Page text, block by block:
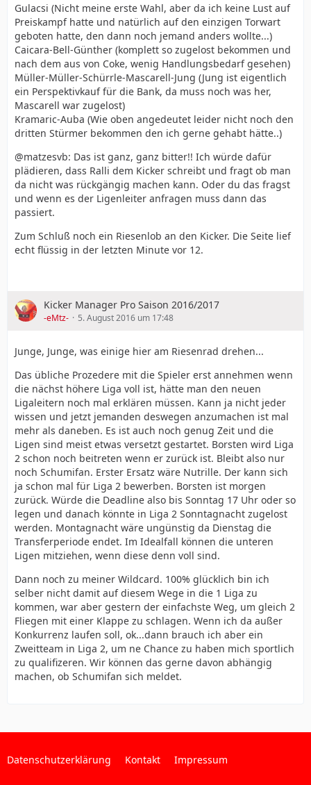
Gulacsi (Nicht meine erste Wahl, aber da ich keine Lust auf
Preiskampf hatte und natürlich auf den einzigen Torwart
geboten hatte, den dann noch jemand anders wollte...)
Caicara-Bell-Günther (komplett so zugelost bekommen und
nach dem aus von Coke, wenig Handlungsbedarf gesehen)
Müller-Müller-Schürrle-Mascarell-Jung (Jung ist eigentlich
ein Perspektivkauf für die Bank, da muss noch was her,
Mascarell war zugelost)
Kramaric-Auba (Wie oben angedeutet leider nicht noch den
dritten Stürmer bekommen den ich gerne gehabt hätte..)
@matzesvb: Das ist ganz, ganz bitter!! Ich würde dafür
plädieren, dass Ralli dem Kicker schreibt und fragt ob man
da nicht was rückgängig machen kann. Oder du das fragst
und wenn es der Ligenleiter anfragen muss dann das
passiert.
Zum Schluß noch ein Riesenlob an den Kicker. Die Seite lief
echt flüssig in der letzten Minute vor 12.
Kicker Manager Pro Saison 2016/2017
-eMtz- 5. August 2016 um 17:48
Junge, Junge, was einige hier am Riesenrad drehen...
Das übliche Prozedere mit die Spieler erst annehmen wenn
die nächst höhere Liga voll ist, hätte man den neuen
Ligaleitern noch mal erklären müssen. Kann ja nicht jeder
wissen und jetzt jemanden deswegen anzumachen ist mal
mehr als daneben. Es ist auch noch genug Zeit und die
Ligen sind meist etwas versetzt gestartet. Borsten wird Liga
2 schon noch beitreten wenn er zurück ist. Bleibt also nur
noch Schumifan. Erster Ersatz wäre Nutrille. Der kann sich
ja schon mal für Liga 2 bewerben. Borsten ist morgen
zurück. Würde die Deadline also bis Sonntag 17 Uhr oder so
legen und danach könnte in Liga 2 Sonntagnacht zugelost
werden. Montagnacht wäre ungünstig da Dienstag die
Transferperiode endet. Im Idealfall können die unteren
Ligen mitziehen, wenn diese denn voll sind.
Dann noch zu meiner Wildcard. 100% glücklich bin ich
selber nicht damit auf diesem Wege in die 1 Liga zu
kommen, war aber gestern der einfachste Weg, um gleich 2
Fliegen mit einer Klappe zu schlagen. Wenn ich da außer
Konkurrenz laufen soll, ok...dann brauch ich aber ein
Zweitteam in Liga 2, um ne Chance zu haben mich sportlich
zu qualifizeren. Wir können das gerne davon abhängig
machen, ob Schumifan sich meldet.
Datenschutzerklärung Kontakt Impressum